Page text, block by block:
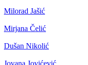
Milorad Jašić
Mirjana Čelić
Dušan Nikolić
Jovana Jovićević